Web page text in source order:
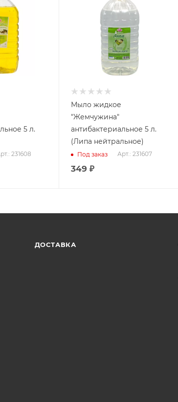
5 л.
231608
Мыло жидкое
"Жемчужина"
антибактериальное 5 л.
(Липа нейтральное)
Под заказ Арт.: 231607
349 ₽
ДОСТАВКА